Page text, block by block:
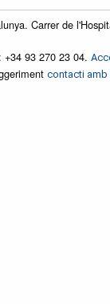
Carrer de
93 270 23 04.
contacti amb